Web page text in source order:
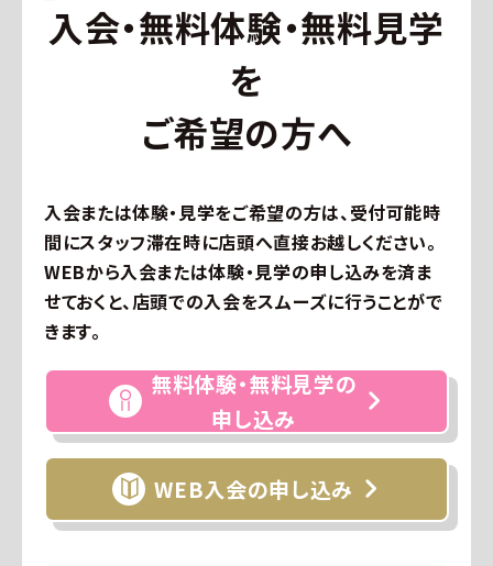
入会・無料体験・無料見学
を
ご希望の方へ
入会または体験・見学をご希望の方は、受付可能時
間にスタッフ滞在時に店頭へ直接お越しください。
WEBから入会または体験・見学の申し込みを済ま
せておくと、店頭での入会をスムーズに行うことがで
きます。
無料体験・無料見学の
申し込み
WEB入会の申し込み